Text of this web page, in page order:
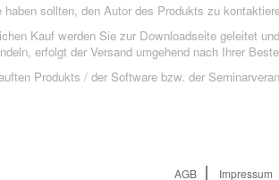
haben sollten, den Autor des Produkts zu
Kauf werden Sie zur Downloadseite geleitet
erfolgt der Versand umgehend nach Ihrer
Produkts / der Software bzw. der
AGB Impressum